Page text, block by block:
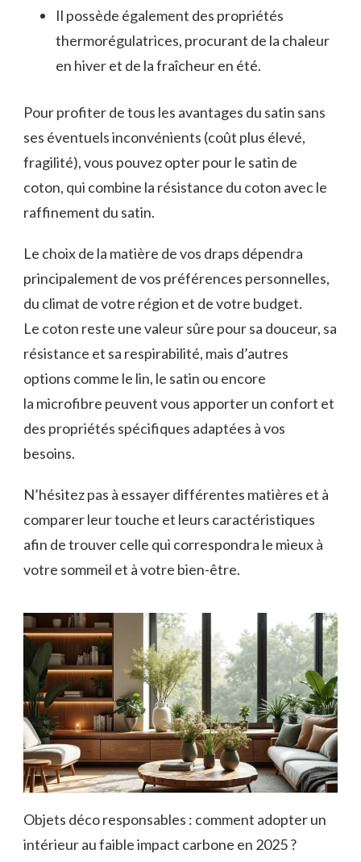
Il possède également des propriétés
thermorégulatrices, procurant de la chaleur
en hiver et de la fraîcheur en été.
Pour profiter de tous les avantages du satin sans
ses éventuels inconvénients (coût plus élevé,
fragilité), vous pouvez opter pour le satin de
coton, qui combine la résistance du coton avec le
raffinement du satin.
Le choix de la matière de vos draps dépendra
principalement de vos préférences personnelles,
du climat de votre région et de votre budget.
Le coton reste une valeur sûre pour sa douceur, sa
résistance et sa respirabilité, mais d’autres
options comme le lin, le satin ou encore
la microfibre peuvent vous apporter un confort et
des propriétés spécifiques adaptées à vos
besoins.
N’hésitez pas à essayer différentes matières et à
comparer leur touche et leurs caractéristiques
afin de trouver celle qui correspondra le mieux à
votre sommeil et à votre bien-être.
Objets déco responsables : comment adopter un
intérieur au faible impact carbone en 2025 ?